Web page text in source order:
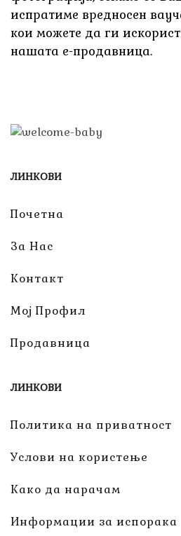
испратиме вредносен
кои можете да ги
нашата е-продавница.
ЛИНКОВИ
Почетна
За Нас
Контакт
Мој Профил
Продавница
ЛИНКОВИ
Политика на приватност
Услови на користење
Како да нарачам
Информации за испорака